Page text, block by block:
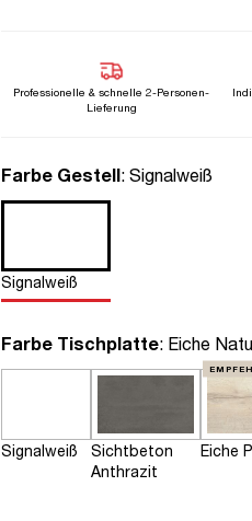
Professionelle & schnelle 2-Personen-
Lieferung
Farbe Gestellauswählen
: Signalweiß
Signalweiß
Farbe Tischplatteauswählen
: Eiche
Signalweiß
Sichtbeton
Anthrazit
Eiche